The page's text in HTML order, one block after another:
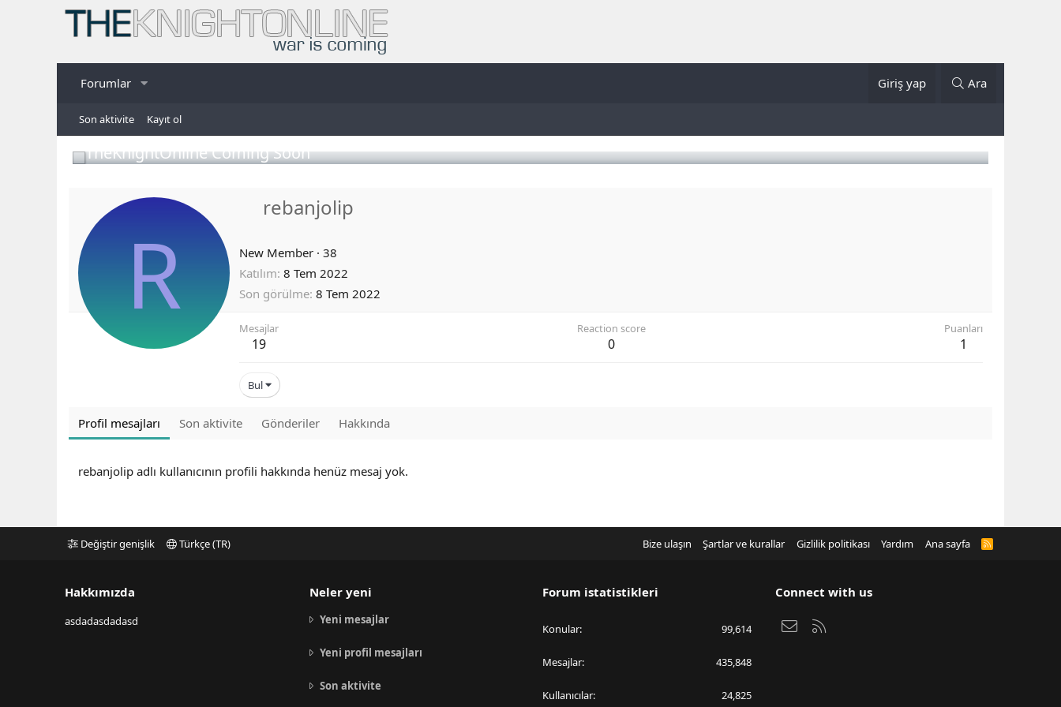
Forumlar Giriş yap Ara
Son aktivite Kayıt ol
TheKnightOnline Coming Soon
R
rebanjolip
New Member · 38
Katılım 8 Tem 2022
Son görülme 8 Tem 2022
Mesajlar
19
Reaction score
0
Puanları
1
Bul
Profil mesajları Son aktivite Gönderiler Hakkında
rebanjolip adlı kullanıcının profili hakkında henüz mesaj yok.
Değiştir genişlik Türkçe (TR) Bize ulaşın Şartlar ve kurallar Gizlilik politikası Yardım Ana sayfa
R
Hakkımızda
asdadasdadasd
Neler yeni
Yeni mesajlar
Yeni profil mesajları
Son aktivite
Forum istatistikleri
Konular 99,614
Mesajlar 435,848
Kullanıcılar 24,825
Connect with us
Bize ulaşın